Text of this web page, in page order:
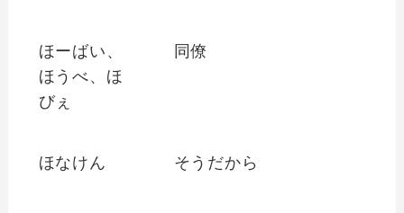
ほーばい、
ほうべ、ほ
びぇ
同僚
ほなけん そうだから